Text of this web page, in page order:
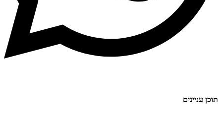
תוכן עניינים